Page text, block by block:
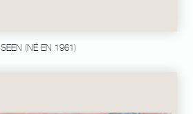
SEEN (NÉ EN 1961)